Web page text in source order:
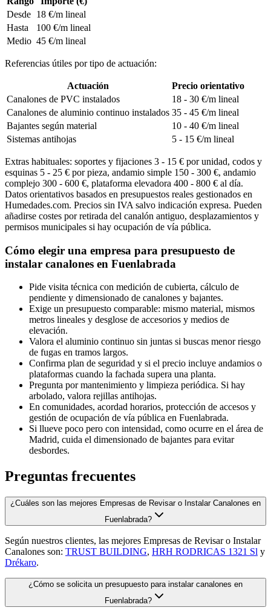
Desde 18 €/m lineal
Hasta
100 €/m lineal
Medio 45 €/m lineal
Referencias útiles por tipo de actuación:
Actuación
Precio orientativo
Canalones de PVC instalados
18 - 30 €/m lineal
Canalones de aluminio continuo instalados 35 - 45 €/m lineal
Bajantes según material
10 - 40 €/m lineal
Sistemas antihojas
5 - 15 €/m lineal
Extras habituales: soportes y fijaciones 3 - 15 € por unidad, codos y
esquinas 5 - 25 € por pieza, andamio simple 150 - 300 €, andamio
complejo 300 - 600 €, plataforma elevadora 400 - 800 € al día.
Datos orientativos basados en presupuestos reales gestionados en
Humedades.com. Precios sin IVA salvo indicación expresa. Pueden
añadirse costes por retirada del canalón antiguo, desplazamientos y
permisos municipales si hay ocupación de vía pública.
Cómo elegir una empresa para presupuesto de
instalar canalones en Fuenlabrada
Pide visita técnica con medición de cubierta, cálculo de
pendiente y dimensionado de canalones y bajantes.
Exige un presupuesto comparable: mismo material, mismos
metros lineales y desglose de accesorios y medios de
elevación.
Valora el aluminio continuo sin juntas si buscas menor riesgo
de fugas en tramos largos.
Confirma plan de seguridad y si el precio incluye andamios o
plataformas cuando la fachada supera una planta.
Pregunta por mantenimiento y limpieza periódica. Si hay
arbolado, valora rejillas antihojas.
En comunidades, acordad horarios, protección de accesos y
gestión de ocupación de vía pública en Fuenlabrada.
Si llueve poco pero con intensidad, como ocurre en el área de
Madrid, cuida el dimensionado de bajantes para evitar
desbordes.
Preguntas frecuentes
¿Cuáles son las mejores Empresas de Revisar o Instalar Canalones en
Fuenlabrada?
Según nuestros clientes, las mejores Empresas de Revisar o Instalar
Canalones son: TRUST BUILDING, HRH RODRICAS 1321 Sl y
Drékaro.
¿Cómo se solicita un presupuesto para instalar canalones en
Fuenlabrada?